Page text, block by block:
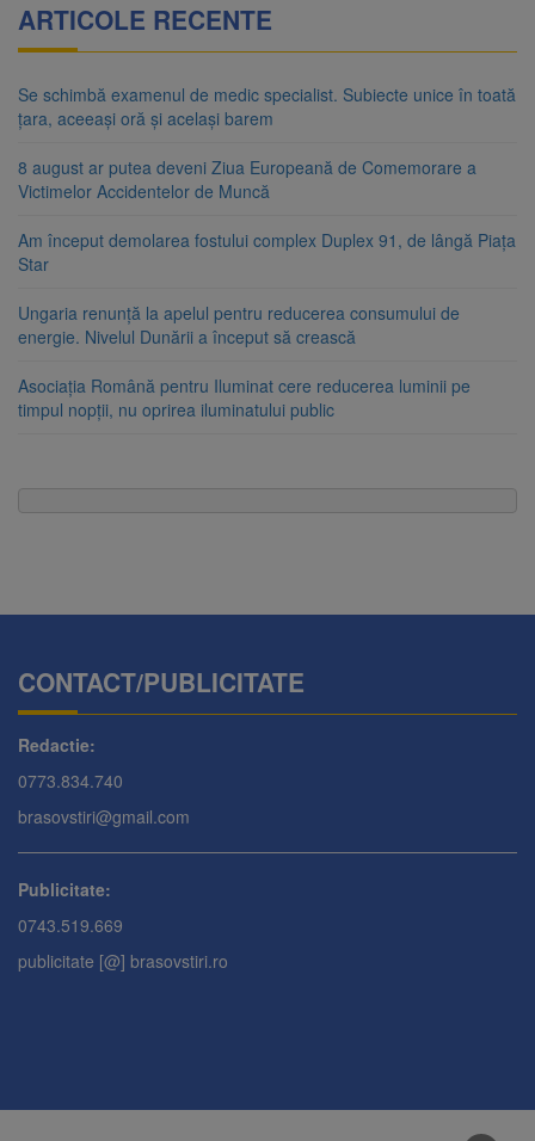
ARTICOLE RECENTE
Se schimbă examenul de medic specialist. Subiecte unice în toată
țara, aceeași oră și același barem
8 august ar putea deveni Ziua Europeană de Comemorare a
Victimelor Accidentelor de Muncă
Am început demolarea fostului complex Duplex 91, de lângă Piața
Star
Ungaria renunță la apelul pentru reducerea consumului de
energie. Nivelul Dunării a început să crească
Asociația Română pentru Iluminat cere reducerea luminii pe
timpul nopții, nu oprirea iluminatului public
CONTACT/PUBLICITATE
Redactie:
0773.834.740
brasovstiri@gmail.com
Publicitate:
0743.519.669
publicitate [@] brasovstiri.ro